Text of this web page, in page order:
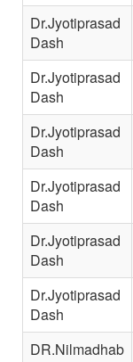
Dr.Jyotiprasad
Dash
Dr.Jyotiprasad
Dash
Dr.Jyotiprasad
Dash
Dr.Jyotiprasad
Dash
Dr.Jyotiprasad
Dash
Dr.Jyotiprasad
Dash
DR.Nilmadhab